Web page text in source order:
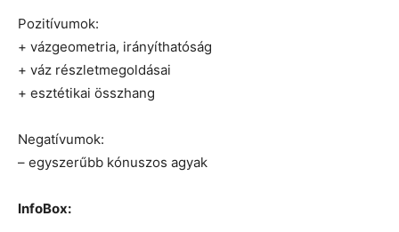
Pozitívumok:
+ vázgeometria, irányíthatóság
+ váz részletmegoldásai
+ esztétikai összhang
Negatívumok:
– egyszerűbb kónuszos agyak
InfoBox: